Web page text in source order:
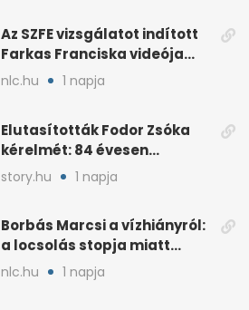
Az SZFE vizsgálatot indított
Farkas Franciska videója
után
nlc.hu 1 napja
Elutasították Fodor Zsóka
kérelmét: 84 évesen
költöznie kell
story.hu 1 napja
Borbás Marcsi a vízhiányról:
a locsolás stopja miatt
támadják
nlc.hu 1 napja